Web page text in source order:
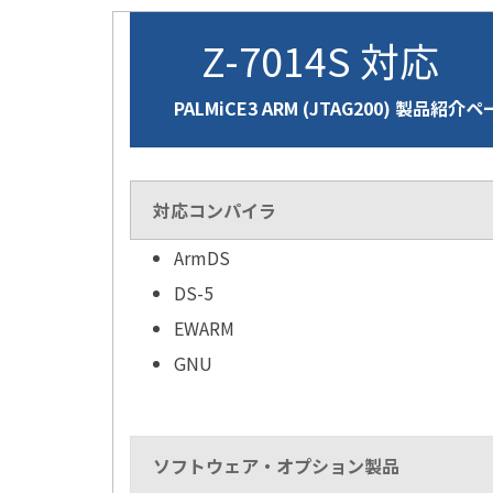
Z-7014S 対応
PALMiCE3 ARM (JTAG200) 製品紹介ペ
対応コンパイラ
ArmDS
DS-5
EWARM
GNU
ソフトウェア・オプション製品